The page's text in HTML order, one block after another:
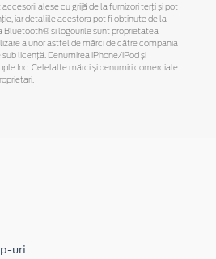
alese cu grijă de la furnizori terți și pot
iar detaliile acestora pot fi obținute de la
Bluetooth® și logourile sunt proprietatea
a unor astfel de mărci de către compania
licență. Denumirea iPhone/iPod și
Inc. Celelalte mărci și denumiri comerciale
uri